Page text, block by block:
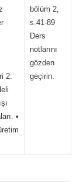
2:
•
bölüm 2,
s.41-89
Ders
notlarını
gözden
geçirin.